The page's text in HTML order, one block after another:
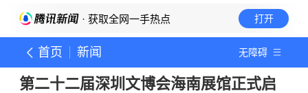
· 获取全网一手热点 打开
首页 新闻 无障碍
第二十二届深圳文博会海南展馆正式启